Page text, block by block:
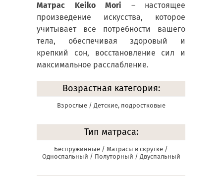
Матрас Keiko Mori
– настоящее
произведение искусства, которое
учитывает все потребности вашего
тела, обеспечивая здоровый и
крепкий сон, восстановление сил и
максимальное расслабление.
Возрастная категория:
Взрослые / Детские, подростковые
Тип матраса:
Беспружинные / Матрасы в скрутке /
Односпальный / Полуторный / Двуспальный